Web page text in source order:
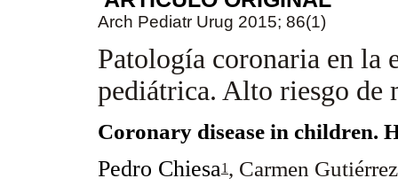
Arch Pediatr Urug 2015; 86(1)
Patología coronaria en la
pediátrica. Alto riesgo de
Coronary disease in children.
Pedro Chiesa1 , Carmen Gutiérrez